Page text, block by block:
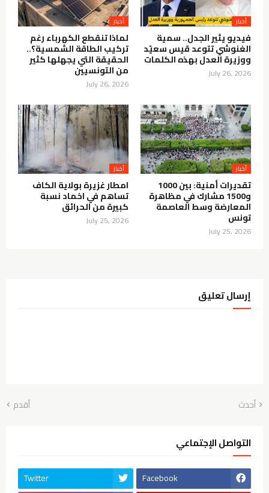
أخبار
فيديو يثير الجدل.. سمية
الغنوشي تتوعد قيس سعيّد
ووزيرة العدل بهذه الكلمات
July 26, 2026
أخبار
لماذا تنقطع الكهرباء رغم
تركيب الطاقة الشمسية؟..
الحقيقة التي يجهلها كثير
من التونسيين
July 26, 2026
أخبار
تقديرات أمنية: بين 1000
و1500 مشارك في مظاهرة
المعارضة وسط العاصمة
تونس
July 25, 2026
أخبار
امطار غزيرة بولاية الكاف
تساهم في اخماد نسبة
كبيرة من الحرائق
July 25, 2026
إرسال تعليق
أحدث أقدم
التواصل الإجتماعي
Facebook
Twitter